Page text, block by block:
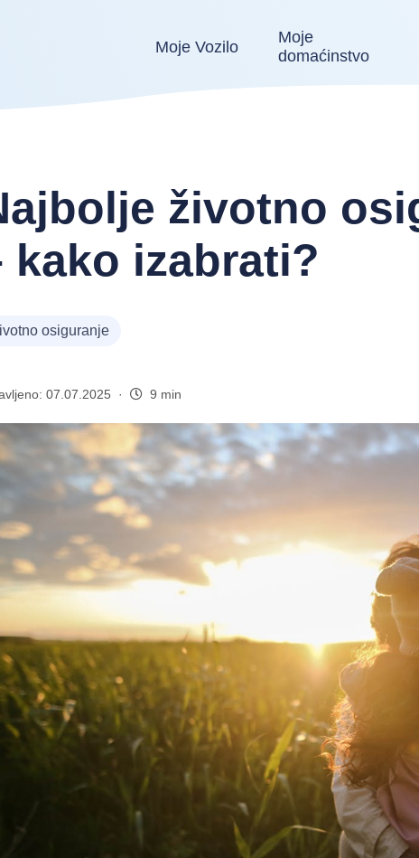
Moje Vozilo
Moje
domaćinstvo
životno
kako izabrati?
osiguranje
07.07.2025 · 9 min